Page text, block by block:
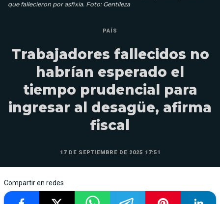
que fallecieron por asfixia. Foto: Gentileza
PAÍS
Trabajadores fallecidos no
habrían esperado el
tiempo prudencial para
ingresar al desagüe, afirma
fiscal
17 DE SEPTIEMBRE DE 2025 17:51
Compartir en redes